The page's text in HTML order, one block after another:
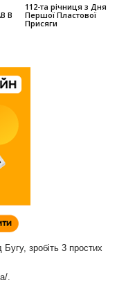
В
112-та річниця з Дня
Першої Пластової
Присяги
зробіть 3 простих